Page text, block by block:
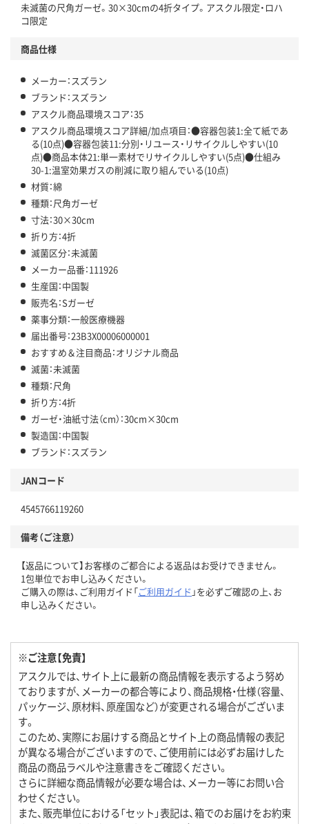
この商品の環境配慮ポイントです。下記商品詳細「
未滅菌の尺角ガーゼ。30×30cmの4折タイプ。アスクル限定・ロハ
コ限定
商品仕様
メーカー：スズラン
ブランド：スズラン
アスクル商品環境スコア：35
アスクル商品環境スコア詳細/加点項目：●容器包装1:全て紙であ
る(10点)●容器包装11:分別・リユース・リサイクルしやすい(10
点)●商品本体21:単一素材でリサイクルしやすい(5点)●仕組み
30-1:温室効果ガスの削減に取り組んでいる(10点)
材質：綿
種類：尺角ガーゼ
寸法：30×30cm
折り方：4折
滅菌区分：未滅菌
メーカー品番：111926
生産国：中国製
販売名：Sガーゼ
薬事分類：一般医療機器
届出番号：23B3X00006000001
おすすめ＆注目商品：オリジナル商品
滅菌：未滅菌
種類：尺角
折り方：4折
ガーゼ・油紙寸法（cm）：30cm×30cm
製造国：中国製
ブランド：スズラン
JANコード
4545766119260
備考（ご注意）
【返品について】お客様のご都合による返品はお受けできません。
1包単位でお申し込みください。
ご購入の際は、ご利用ガイド「ご利用ガイド 」を必ずご確認の上、お
申し込みください。
※ご注意【免責】
アスクルでは、サイト上に最新の商品情報を表示するよう努め
ておりますが、メーカーの都合等により、商品規格・仕様（容量、
パッケージ、原材料、原産国など）が変更される場合がございま
す。
このため、実際にお届けする商品とサイト上の商品情報の表記
が異なる場合がございますので、ご使用前には必ずお届けした
商品の商品ラベルや注意書きをご確認ください。
さらに詳細な商品情報が必要な場合は、メーカー等にお問い合
わせください。
また、販売単位における「セット」表記は、箱でのお届けをお約束